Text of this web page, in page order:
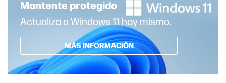
Mantente protegido
Actualiza a Windows 11 hoy mismo.
MÁS INFORMACIÓN